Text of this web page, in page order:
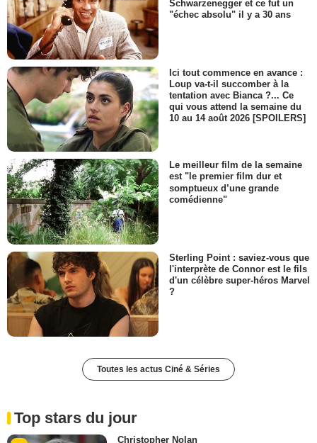
Schwarzenegger et ce fut un
"échec absolu" il y a 30 ans
Ici tout commence en avance :
Loup va-t-il succomber à la
tentation avec Bianca ?... Ce
qui vous attend la semaine du
10 au 14 août 2026 [SPOILERS]
Le meilleur film de la semaine
est "le premier film dur et
somptueux d’une grande
comédienne"
Sterling Point : saviez-vous que
l'interprète de Connor est le fils
d'un célèbre super-héros Marvel
?
Toutes les actus Ciné & Séries
Top stars du jour
Christopher Nolan